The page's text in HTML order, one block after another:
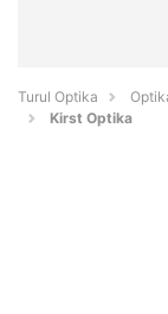
Turul Optika
Kirst Optika